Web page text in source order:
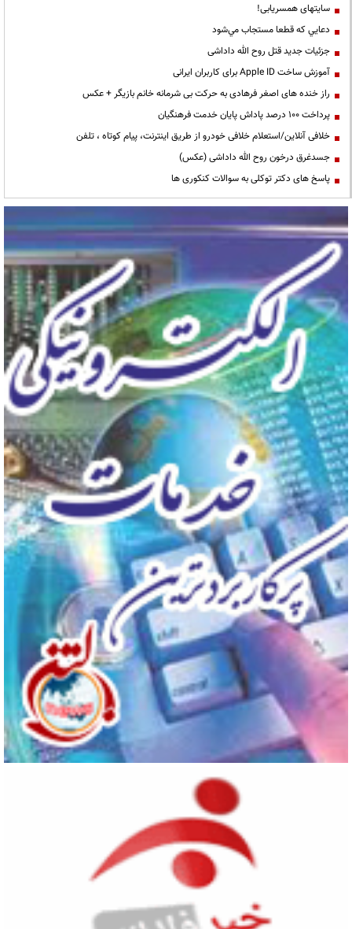
سایتهای همسریابی!
دعايي كه قطعا مستجاب مي‌شود
جزئیات جدید قتل روح الله داداشی
آموزش ساخت Apple ID برای کاربران ایرانی
راز خنده های اصغر فرهادی به حرکت بی شرمانه خانم بازیگر + عکس
پرداخت ۱۰۰ درصد پاداش پایان خدمت فرهنگیان
خلافی آنلاین/استعلام خلافی خودرو از طریق اینترنت، پیام کوتاه ، تلفن
جسدغرق درخون روح الله داداشی (عکس)
پاسخ های دکتر توکلی به سوالات کنکوری ها